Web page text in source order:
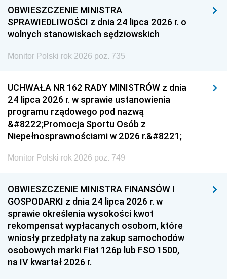
OBWIESZCZENIE MINISTRA
SPRAWIEDLIWOŚCI z dnia 24 lipca 2026 r. o
wolnych stanowiskach sędziowskich
Monitor Polski rok 2026 poz. 735
UCHWAŁA NR 162 RADY MINISTRÓW z dnia
24 lipca 2026 r. w sprawie ustanowienia
programu rządowego pod nazwą
&#8222;Promocja Sportu Osób z
Niepełnosprawnościami w 2026 r.&#8221;
Monitor Polski rok 2026 poz. 749
OBWIESZCZENIE MINISTRA FINANSÓW I
GOSPODARKI z dnia 24 lipca 2026 r. w
sprawie określenia wysokości kwot
rekompensat wypłacanych osobom, które
wniosły przedpłaty na zakup samochodów
osobowych marki Fiat 126p lub FSO 1500,
na IV kwartał 2026 r.